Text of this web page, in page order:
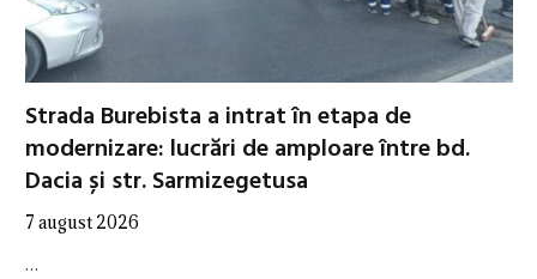
Strada Burebista a intrat în etapa de
modernizare: lucrări de amploare între bd.
Dacia și str. Sarmizegetusa
7 august 2026
…